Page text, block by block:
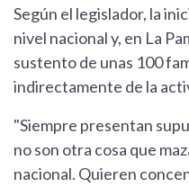
Según el legislador, la
nivel nacional y, en La
sustento de unas 100
indirectamente de la
"Siempre presentan
no son otra cosa que
nacional. Quieren